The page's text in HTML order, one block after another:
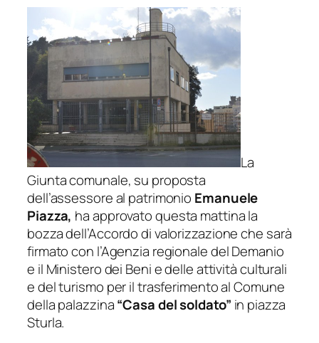
La
Giunta comunale, su proposta
dell’assessore al patrimonio Emanuele
Piazza, ha approvato questa mattina la
bozza dell’Accordo di valorizzazione che sarà
firmato con l’Agenzia regionale del Demanio
e il Ministero dei Beni e delle attività culturali
e del turismo per il trasferimento al Comune
della palazzina“Casa del soldato” in piazza
Sturla.